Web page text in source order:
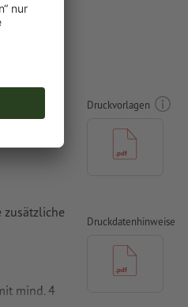
zusätzliche
mind. 4
Druckvorlagen
Druckdatenhinweise